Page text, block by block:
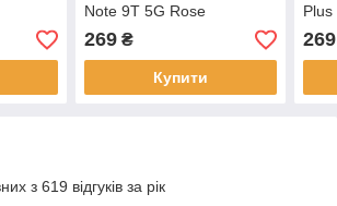
Note 9T 5G Rose
269₴
Купити
Plus
269
з 619 відгуків за рік